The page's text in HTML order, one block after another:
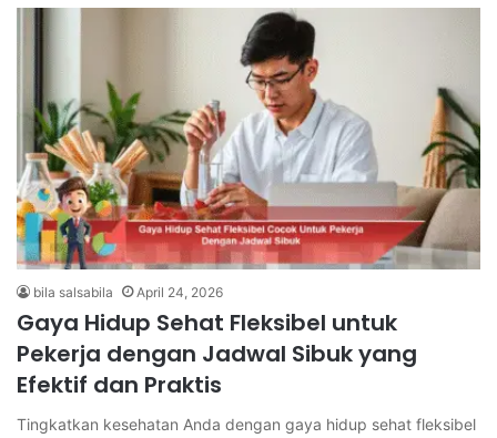
bila salsabila April 24, 2026
Gaya Hidup Sehat Fleksibel untuk
Pekerja dengan Jadwal Sibuk yang
Efektif dan Praktis
Tingkatkan kesehatan Anda dengan gaya hidup sehat fleksibel